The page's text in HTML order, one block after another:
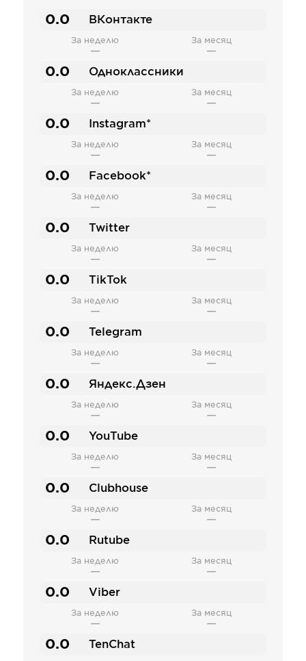
0.0 ВКонтакте
За неделю
—
За месяц
—
0.0 Одноклассники
За неделю
—
За месяц
—
0.0 Instagram*
За неделю
—
За месяц
—
0.0 Facebook*
За неделю
—
За месяц
—
0.0 Twitter
За неделю
—
За месяц
—
0.0 TikTok
За неделю
—
За месяц
—
0.0 Telegram
За неделю
—
За месяц
—
0.0 Яндекс.Дзен
За неделю
—
За месяц
—
0.0 YouTube
За неделю
—
За месяц
—
0.0 Clubhouse
За неделю
—
За месяц
—
0.0 Rutube
За неделю
—
За месяц
—
0.0 Viber
За неделю
—
За месяц
—
0.0 TenChat